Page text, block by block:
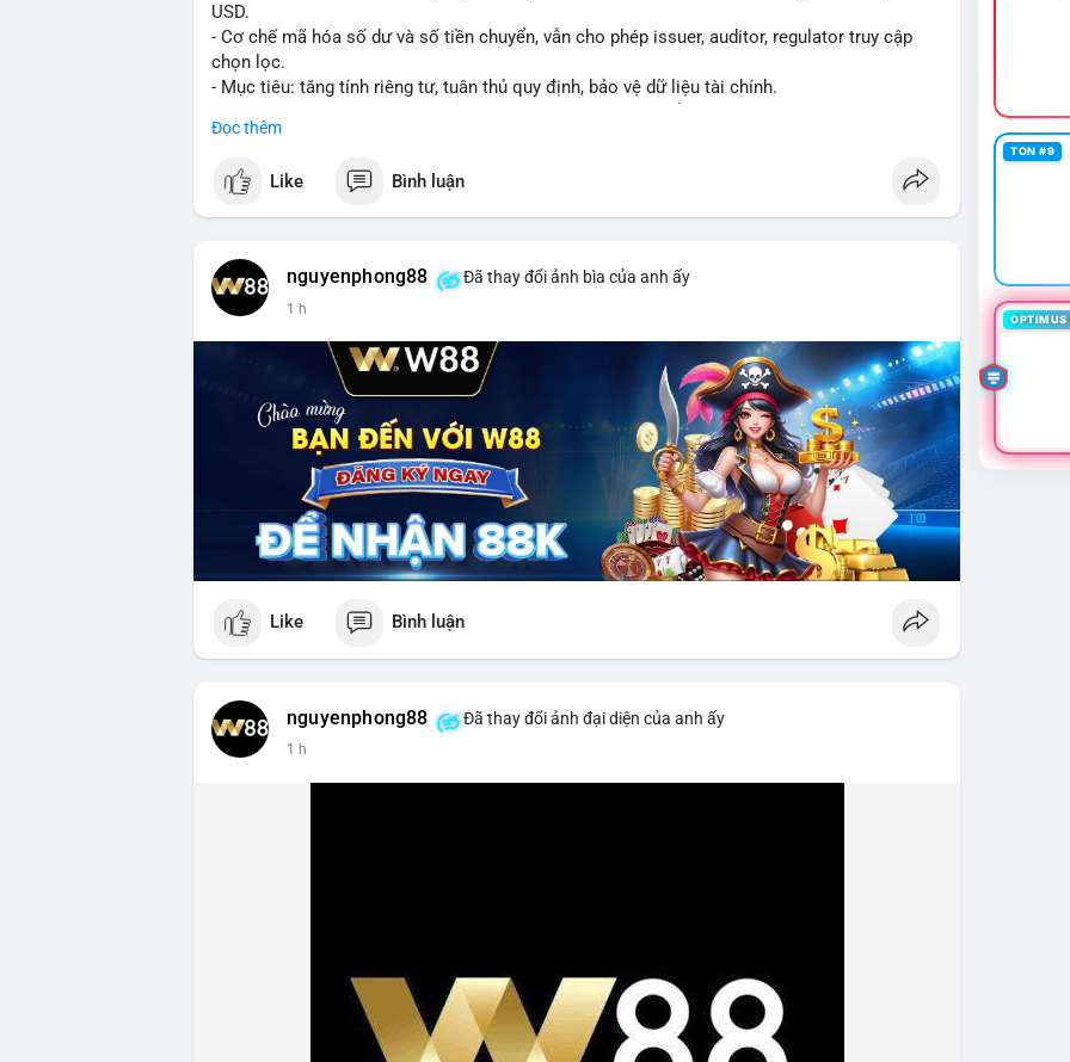
USD.
- Cơ chế mã hóa số dư và số tiền chuyển, vẫn cho phép issuer, auditor, regulator truy cập
chọn lọc.
- Mục tiêu: tăng tính riêng tư, tuân thủ quy định, bảo vệ dữ liệu tài chính.
$xrp
#vlikevn
📰 Nguồn: CoinDesk
Đọc thêm
Like Bình luận
nguyenphong88 Đã thay đổi ảnh bìa của anh ấy
1 h
Like Bình luận
nguyenphong88 Đã thay đổi ảnh đại diện của anh ấy
1 h
TON #9
OPTIMUS